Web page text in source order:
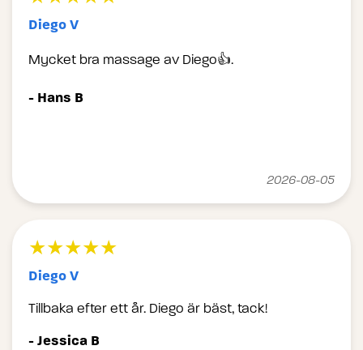
Diego V
Mycket bra massage av Diego👍.
- Hans B
2026-08-05
★★★★★
Diego V
Tillbaka efter ett år. Diego är bäst, tack!
- Jessica B